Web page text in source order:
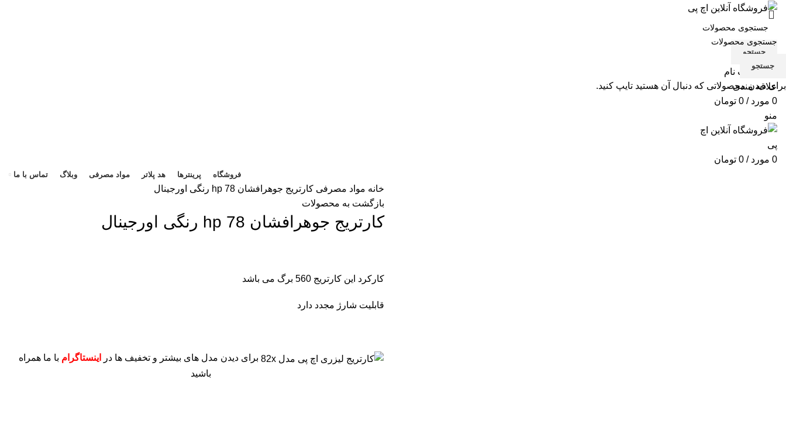
جستجو
ورود / ثبت نام
علاقه مندی
0 مورد /
0 تومان
منو
0 مورد /
0 تومان
فروشگاه پرینترها هد پلاتر مواد مصرفی وبلاگ تماس با ما
خانه مواد مصرفی کارتریج جوهرافشان 78 hp رنگی اورجینال
بازگشت به محصولات
کارتریج جوهرافشان 78 hp رنگی اورجینال
کارکرد این کارتریج 560 برگ می باشد
قابلیت شارژ مجدد دارد
برای دیدن مدل های بیشتر و تخفیف ها در اینستاگرام با ما همراه
باشید
جستجو
برای دیدن محصولاتی که دنبال آن هستید تایپ کنید.